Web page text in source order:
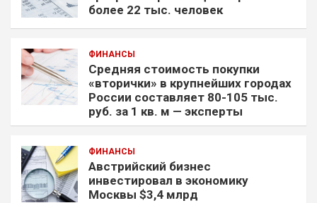
более 22 тыс. человек
ФИНАНСЫ
Средняя стоимость покупки
«вторички» в крупнейших городах
России составляет 80-105 тыс.
руб. за 1 кв. м — эксперты
ФИНАНСЫ
Австрийский бизнес
инвестировал в экономику
Москвы $3,4 млрд